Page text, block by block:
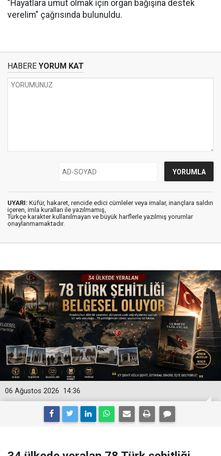
"Hayatlara umut olmak için organ bağışına destek
verelim" çağrısında bulunuldu.
HABERE YORUM KAT
UYARI: Küfür, hakaret, rencide edici cümleler veya imalar, inançlara saldırı
içeren, imla kuralları ile yazılmamış,
Türkçe karakter kullanılmayan ve büyük harflerle yazılmış yorumlar
onaylanmamaktadır.
14:36
06 Ağustos 2026